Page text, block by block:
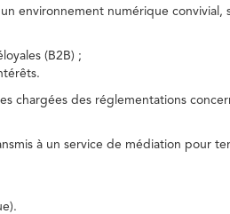
environnement numérique convivial,
(B2B) ;
chargées des réglementations
à un service de médiation pour